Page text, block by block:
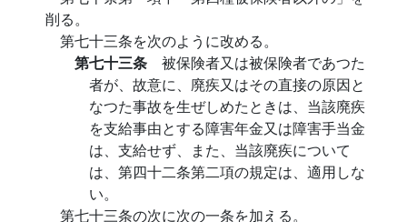
削る。
第七十三条を次のように改める。
第七十三条 被保険者又は被保険者であつた
者が、故意に、廃疾又はその直接の原因と
なつた事故を生ぜしめたときは、当該廃疾
を支給事由とする障害年金又は障害手当金
は、支給せず、また、当該廃疾について
は、第四十二条第二項の規定は、適用しな
い。
第七十三条の次に次の一条を加える。